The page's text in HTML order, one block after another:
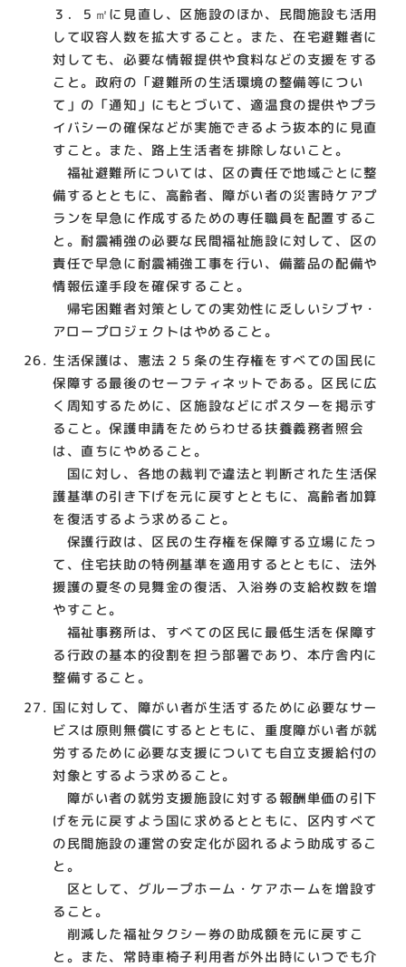
３．５㎡に見直し、区施設のほか、民間施設も活用
して収容人数を拡大すること。また、在宅避難者に
対しても、必要な情報提供や食料などの支援をする
こと。政府の「避難所の生活環境の整備等につい
て」の「通知」にもとづいて、適温食の提供やプラ
イバシーの確保などが実施できるよう抜本的に見直
すこと。また、路上生活者を排除しないこと。
福祉避難所については、区の責任で地域ごとに整
備するとともに、高齢者、障がい者の災害時ケアプ
ランを早急に作成するための専任職員を配置するこ
と。耐震補強の必要な民間福祉施設に対して、区の
責任で早急に耐震補強工事を行い、備蓄品の配備や
情報伝達手段を確保すること。
帰宅困難者対策としての実効性に乏しいシブヤ・
アロープロジェクトはやめること。
生活保護は、憲法２５条の生存権をすべての国民に
保障する最後のセーフティネットである。区民に広
く周知するために、区施設などにポスターを掲示す
ること。保護申請をためらわせる扶養義務者照会
は、直ちにやめること。
国に対し、各地の裁判で違法と判断された生活保
護基準の引き下げを元に戻すとともに、高齢者加算
を復活するよう求めること。
保護行政は、区民の生存権を保障する立場にたっ
て、住宅扶助の特例基準を適用するとともに、法外
援護の夏冬の見舞金の復活、入浴券の支給枚数を増
やすこと。
福祉事務所は、すべての区民に最低生活を保障す
る行政の基本的役割を担う部署であり、本庁舎内に
整備すること。
国に対して、障がい者が生活するために必要なサー
ビスは原則無償にするとともに、重度障がい者が就
労するために必要な支援についても自立支援給付の
対象とするよう求めること。
障がい者の就労支援施設に対する報酬単価の引下
げを元に戻すよう国に求めるとともに、区内すべて
の民間施設の運営の安定化が図れるよう助成するこ
と。
区として、グループホーム・ケアホームを増設す
ること。
削減した福祉タクシー券の助成額を元に戻すこ
と。また、常時車椅子利用者が外出時にいつでも介